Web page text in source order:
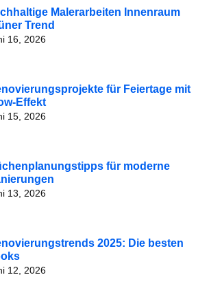
Malerarbeiten Innenraum
Trend
16, 2026
für Feiertage mit
Effekt
15, 2026
für moderne
13, 2026
2025: Die besten
12, 2026